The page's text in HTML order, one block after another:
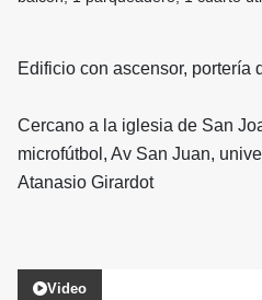
Edificio con ascensor, portería
Cercano a la iglesia de San
microfútbol, Av San Juan,
Atanasio Girardot
Video